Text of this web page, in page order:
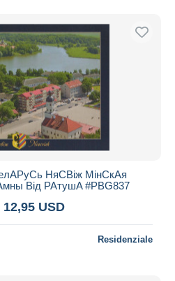
НяCBіж МінCкAя
Bід PAтушA #PBG837
12,95 USD
Residenziale